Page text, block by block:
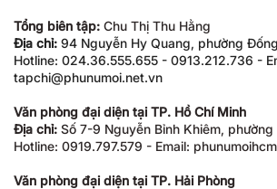
Tổng biên tập: Chu Thị Thu Hằng
Địa chỉ: 94 Nguyễn Hy Quang, phường
Hotline: 024.36.555.655 - 0913.212.736 -
tapchi@phunumoi.net.vn
Văn phòng đại diện tại TP. Hồ Chí Minh
Địa chỉ: Số 7-9 Nguyễn Bỉnh Khiêm, phường
Hotline: 0919.797.579 - Email:
Văn phòng đại diện tại TP. Hải Phòng